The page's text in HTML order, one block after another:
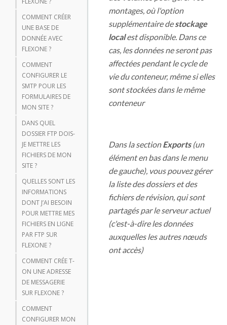
COMMENT CRÉER
UNE BASE DE
DONNÉE AVEC
FLEXONE ?
COMMENT
CONFIGURER LE
SMTP POUR LES
FORMULAIRES DE
MON SITE ?
DANS QUEL
DOSSIER FTP DOIS-
JE METTRE LES
FICHIERS DE MON
SITE ?
QUELLES SONT LES
INFORMATIONS
DONT J’AI BESOIN
POUR METTRE MES
FICHIERS EN LIGNE
PAR FTP SUR
FLEXONE ?
COMMENT CRÉE T-
ON UNE ADRESSE
DE MESSAGERIE
SUR FLEXONE ?
COMMENT
CONFIGURER MON
montages, où l'option
supplémentaire de stockage
localest disponible. Dans ce
cas, les données ne seront pas
affectées pendant le cycle de
vie du conteneur, même si elles
sont stockées dans le même
conteneur
Dans la sectionExports (un
élément en bas dans le menu
de gauche), vous pouvez gérer
la liste des dossiers et des
fichiers de révision, qui sont
partagés par le serveur actuel
(c'est-à-dire les données
auxquelles les autres nœuds
ont accès)